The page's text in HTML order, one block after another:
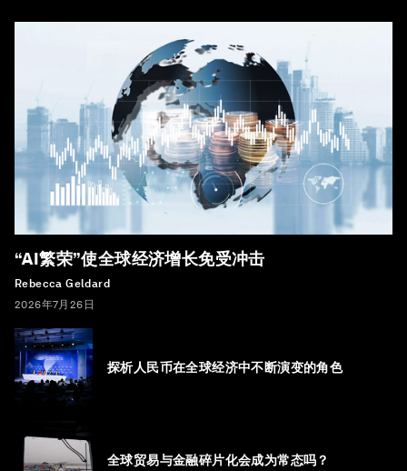
“AI繁荣”使全球经济增长免受冲击
Rebecca Geldard
2026年7月26日
探析人民币在全球经济中不断演变的角色
全球贸易与金融碎片化会成为常态吗？